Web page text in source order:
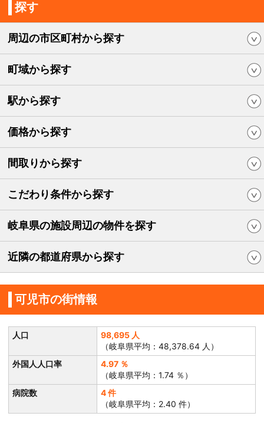
探す
周辺の市区町村から探す
町域から探す
駅から探す
価格から探す
間取りから探す
こだわり条件から探す
岐阜県の施設周辺の物件を探す
近隣の都道府県から探す
可児市の街情報
人口
98,695 人
（岐阜県平均：48,378.64 人）
外国人人口率
4.97 ％
（岐阜県平均：1.74 ％）
病院数
4 件
（岐阜県平均：2.40 件）